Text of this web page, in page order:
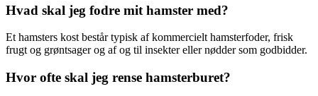
Hvad skal jeg fodre mit hamster med?
Et hamsters kost består typisk af kommercielt hamsterfoder, frisk
frugt og grøntsager og af og til insekter eller nødder som godbidder.
Hvor ofte skal jeg rense hamsterburet?